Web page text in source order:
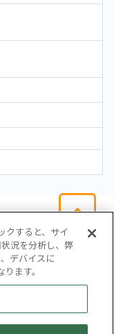
マップ
保護方針
クすると、サイ
況を分析し、弊
デバイスに
ます。